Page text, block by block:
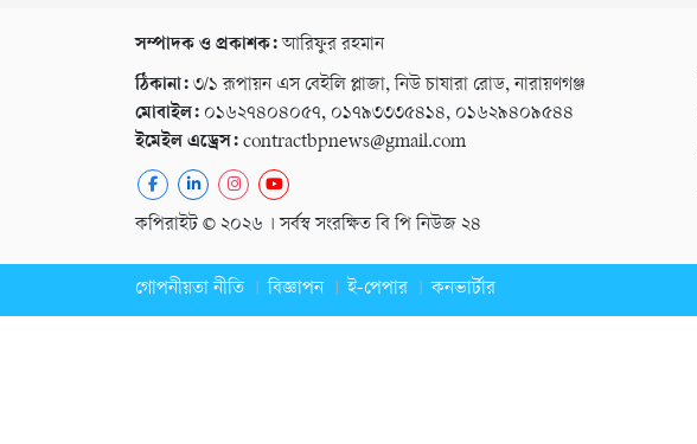
সম্পাদক ও প্রকাশক:আরিফুর রহমান
ঠিকানা: ৩/১ রূপায়ন এস বেইলি প্লাজা, নিউ চাষারা রোড, নারায়ণগঞ্জ
মোবাইল: ০১৬২৭৪০৪০৫৭, ০১৭৯৩৩৩৫৪১৪, ০১৬২৯৪০৯৫৪৪
ইমেইল এড্রেস: contractbpnews@gmail.com
কপিরাইট © ২০২৬ । সর্বস্ব সংরক্ষিত বি পি নিউজ ২৪
গোপনীয়তা নীতি বিজ্ঞাপন ই-পেপার কনভার্টার